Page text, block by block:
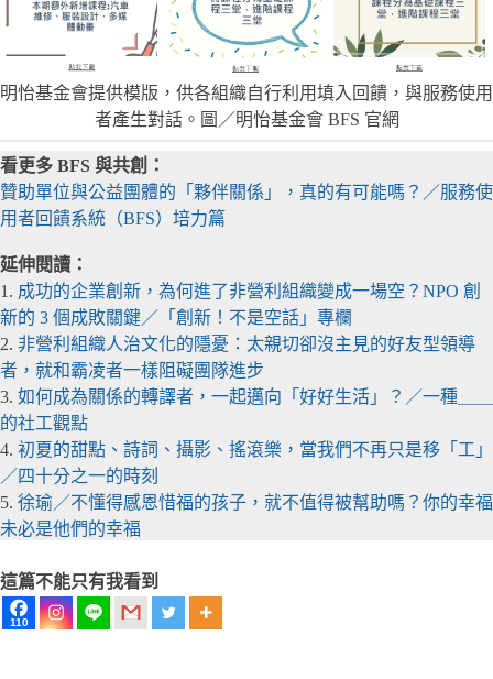
明怡基金會提供模版，供各組織自行利用填入回饋，與服務使用
者產生對話。圖／明怡基金會 BFS 官網
看更多 BFS 與共創：
贊助單位與公益團體的「夥伴關係」，真的有可能嗎？／服務使
用者回饋系統（BFS）培力篇
延伸閱讀：
1. 成功的企業創新，為何進了非營利組織變成一場空？NPO 創
新的 3 個成敗關鍵／「創新！不是空話」專欄
2. 非營利組織人治文化的隱憂：太親切卻沒主見的好友型領導
者，就和霸凌者一樣阻礙團隊進步
3. 如何成為關係的轉譯者，一起邁向「好好生活」？／一種＿＿
的社工觀點
4. 初夏的甜點、詩詞、攝影、搖滾樂，當我們不再只是移「工」
／四十分之一的時刻
5. 徐瑜／不懂得感恩惜福的孩子，就不值得被幫助嗎？你的幸福
未必是他們的幸福
這篇不能只有我看到
110